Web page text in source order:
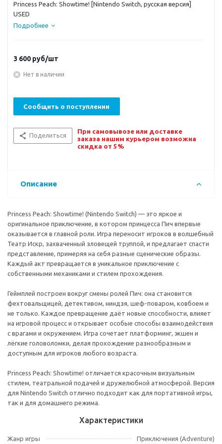
Princess Peach: Showtime! [Nintendo Switch, русская версия]
USED
Подробнее
3 600 руб/шт
Нет в наличии
Сообщить о поступлении
Поделиться
При самовывозе или доставке
заказа нашим курьером возможна
скидка от 5%
Описание
Princess Peach: Showtime! (Nintendo Switch) — это яркое и
оригинальное приключение, в котором принцесса Пич впервые
оказывается в главной роли. Игра переносит игроков в волшебный
Театр Искр, захваченный зловещей труппой, и предлагает спасти
представление, примеряя на себя разные сценические образы.
Каждый акт превращается в уникальное приключение с
собственными механиками и стилем прохождения.
Геймплей построен вокруг смены ролей Пич: она становится
фехтовальщицей, детективом, ниндзя, шеф-поваром, ковбоем и
не только. Каждое превращение даёт новые способности, влияет
на игровой процесс и открывает особые способы взаимодействия
с врагами и окружением. Игра сочетает платформинг, экшен и
лёгкие головоломки, делая прохождение разнообразным и
доступным для игроков любого возраста.
Princess Peach: Showtime! отличается красочным визуальным
стилем, театральной подачей и дружелюбной атмосферой. Версия
для Nintendo Switch отлично подходит как для портативной игры,
так и для домашнего режима.
Характеристики
Жанр игры
Приключения (Adventure)